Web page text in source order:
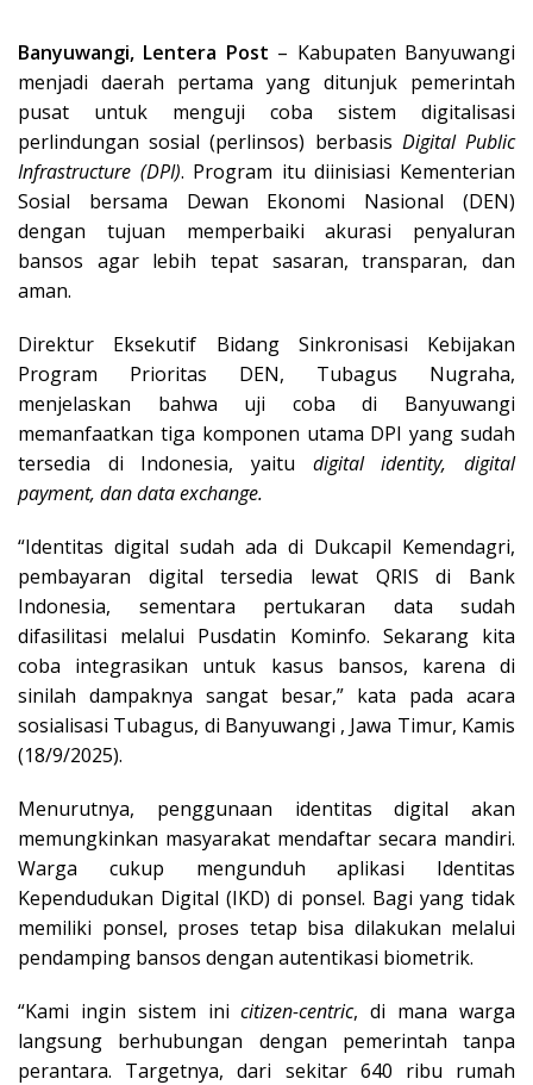
Banyuwangi, Lentera Post – Kabupaten Banyuwangi
menjadi daerah pertama yang ditunjuk pemerintah
pusat untuk menguji coba sistem digitalisasi
perlindungan sosial (perlinsos) berbasis Digital Public
Infrastructure (DPI). Program itu diinisiasi Kementerian
Sosial bersama Dewan Ekonomi Nasional (DEN)
dengan tujuan memperbaiki akurasi penyaluran
bansos agar lebih tepat sasaran, transparan, dan
aman.
Direktur Eksekutif Bidang Sinkronisasi Kebijakan
Program Prioritas DEN, Tubagus Nugraha,
menjelaskan bahwa uji coba di Banyuwangi
memanfaatkan tiga komponen utama DPI yang sudah
tersedia di Indonesia, yaitu digital identity, digital
payment, dan data exchange.
“Identitas digital sudah ada di Dukcapil Kemendagri,
pembayaran digital tersedia lewat QRIS di Bank
Indonesia, sementara pertukaran data sudah
difasilitasi melalui Pusdatin Kominfo. Sekarang kita
coba integrasikan untuk kasus bansos, karena di
sinilah dampaknya sangat besar,” kata pada acara
sosialisasi Tubagus, di Banyuwangi , Jawa Timur, Kamis
(18/9/2025).
Menurutnya, penggunaan identitas digital akan
memungkinkan masyarakat mendaftar secara mandiri.
Warga cukup mengunduh aplikasi Identitas
Kependudukan Digital (IKD) di ponsel. Bagi yang tidak
memiliki ponsel, proses tetap bisa dilakukan melalui
pendamping bansos dengan autentikasi biometrik.
“Kami ingin sistem inicitizen-centric, di mana warga
langsung berhubungan dengan pemerintah tanpa
perantara. Targetnya, dari sekitar 640 ribu rumah